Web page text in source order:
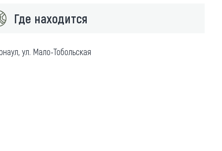
Где находится
ул. Мало-Тобольская